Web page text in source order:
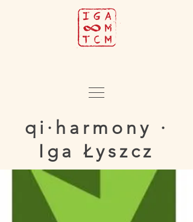
qi·harmony ·
Iga Łyszcz